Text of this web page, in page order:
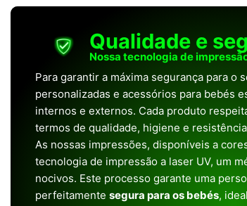
Qualidade e
Nossa tecnologia de
Para garantir a máxima segurança para o
personalizadas e acessórios para bebés
internos e externos. Cada produto
termos de qualidade, higiene e
As nossas impressões, disponíveis a
tecnologia de impressão a laser UV, um
nocivos. Este processo garante uma
perfeitamente segura para os bebés,